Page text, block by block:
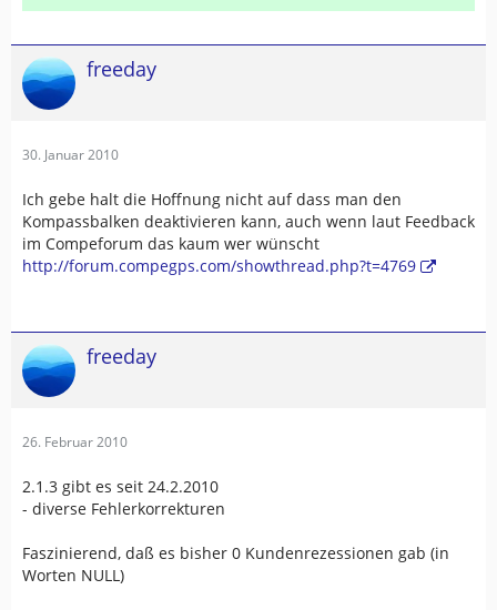
freeday
30. Januar 2010
Ich gebe halt die Hoffnung nicht auf dass man den
Kompassbalken deaktivieren kann, auch wenn laut Feedback
im Compeforum das kaum wer wünscht
http://forum.compegps.com/showthread.php?t=4769
freeday
26. Februar 2010
2.1.3 gibt es seit 24.2.2010
- diverse Fehlerkorrekturen
Faszinierend, daß es bisher 0 Kundenrezessionen gab (in
Worten NULL)